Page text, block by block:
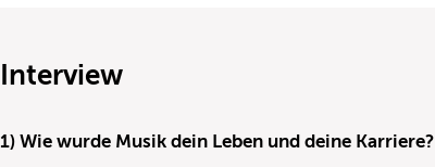
Interview
1) Wie wurde Musik dein Leben und deine Karriere?